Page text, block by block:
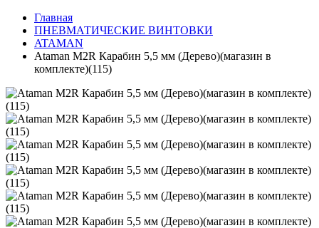
Главная
ПНЕВМАТИЧЕСКИЕ ВИНТОВКИ
ATAMAN
Ataman M2R Карабин 5,5 мм (Дерево)(магазин в
комплекте)(115)